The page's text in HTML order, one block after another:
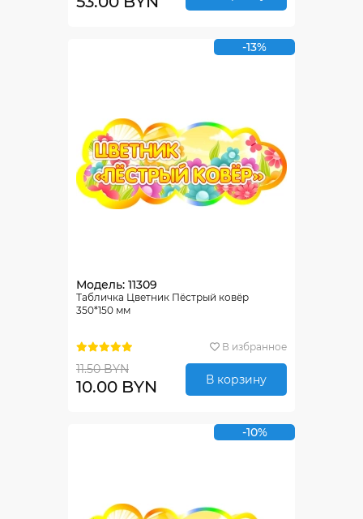
-13%
Модель: 11309
Табличка Цветник Пёстрый ковёр
350*150 мм
В избранное
11.50 BYN
10.00 BYN В корзину
-10%